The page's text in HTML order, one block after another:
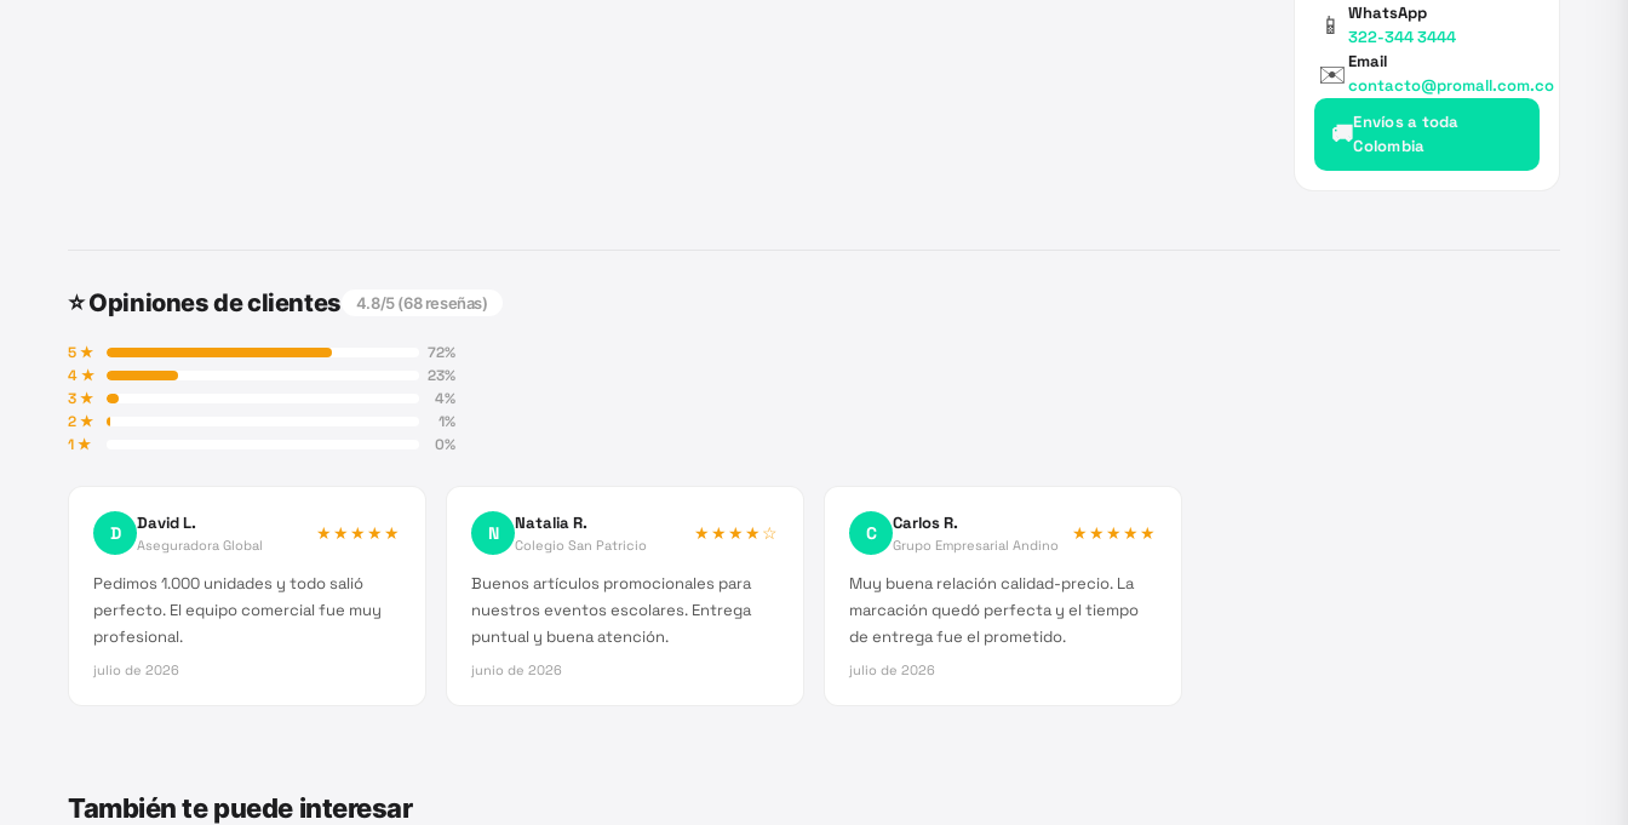
📱
WhatsApp
322-344 3444
✉️Email
contacto@promall.com.co
🚚Envíos a toda
Colombia
⭐ Opiniones de clientes 4.8/5 (68reseñas)
5★ 72%
4★ 23%
3★ 4%
2★ 1%
1★ 0%
D David L.
Aseguradora Global
★★★★★
Pedimos 1.000 unidades y todo salió
perfecto. El equipo comercial fue muy
profesional.
julio de 2026
N Natalia R.
Colegio San Patricio
★★★★☆
Buenos artículos promocionales para
nuestros eventos escolares. Entrega
puntual y buena atención.
junio de 2026
C Carlos R.
Grupo Empresarial Andino
★★★★★
Muy buena relación calidad-precio. La
marcación quedó perfecta y el tiempo
de entrega fue el prometido.
julio de 2026
También te puede interesar